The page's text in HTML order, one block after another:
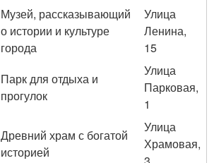
Музей, рассказывающий
о истории и культуре
города
Улица
Ленина,
15
Парк для отдыха и
прогулок
Улица
Парковая,
1
Древний храм с богатой
историей
Улица
Храмовая,